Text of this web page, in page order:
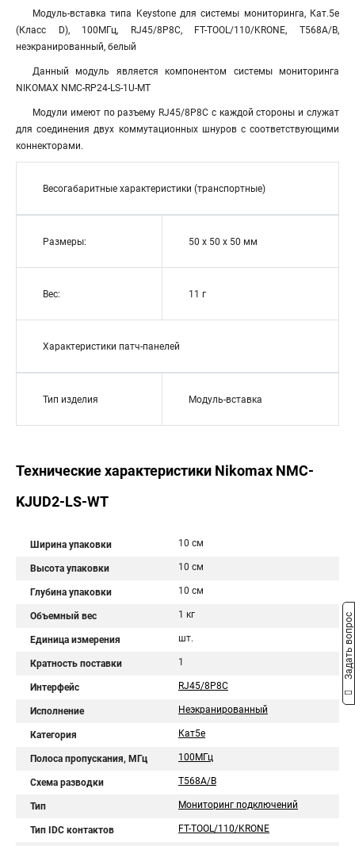
Модуль-вставка типа Keystone для системы мониторинга, Кат.5e
(Класс D), 100МГц, RJ45/8P8C, FT-TOOL/110/KRONE, T568A/B,
неэкранированный, белый
Данный модуль является компонентом системы мониторинга
NIKOMAX NMC-RP24-LS-1U-MT
Модули имеют по разъему RJ45/8P8C с каждой стороны и служат
для соединения двух коммута­ционных шнуров с соответствующими
коннекторами.
Весогабаритные характеристики (транспортные)
Размеры: 50 х 50 х 50 мм
Вес: 11 г
Характеристики патч-панелей
Тип изделия Модуль-вставка
Технические характеристики Nikomax NMC-
KJUD2-LS-WT
Ширина упаковки 10 см
Высота упаковки 10 см
Глубина упаковки 10 см
Объемный вес 1 кг
Единица измерения шт.
Кратность поставки 1
Интерфейс RJ45/8P8C
Исполнение Неэкранированный
Категория Кат5e
Полоса пропускания, МГц 100МГц
Схема разводки T568A/B
Тип Мониторинг подключений
Тип IDC контактов FT-TOOL/110/KRONE
Задать вопрос